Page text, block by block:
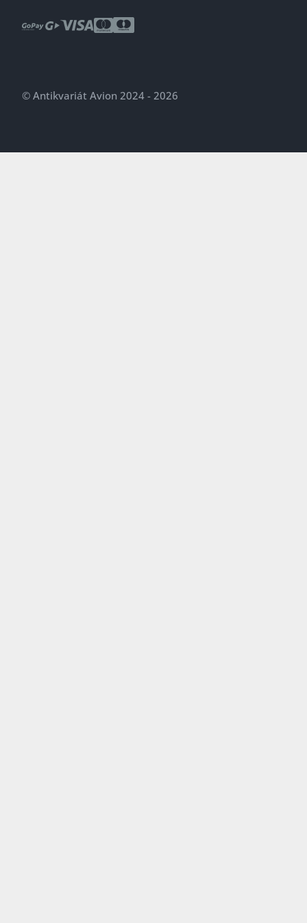
© Antikvariát Avion 2024 - 2026